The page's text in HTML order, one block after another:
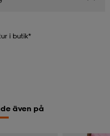
i butik*
även på